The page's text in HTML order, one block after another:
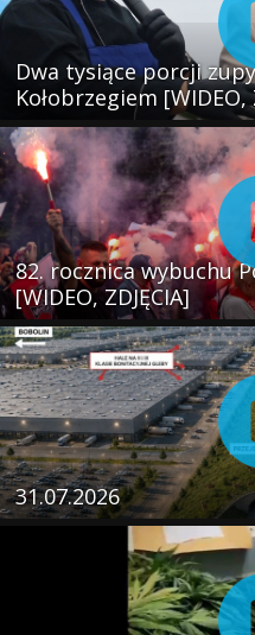
Dwa tysiące porcji
Kołobrzegiem [WIDEO,
82. rocznica wybuchu
[WIDEO, ZDJĘCIA]
31.07.2026